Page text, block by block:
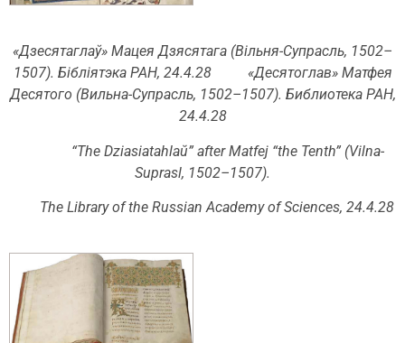
«Дзесятаглаў» Мацея Дзясятага (Вільня-Супрасль, 1502–
1507). Бібліятэка РАН, 24.4.28 «Десятоглав» Матфея
Десятого (Вильна-Супрасль, 1502–1507). Библиотека РАН,
24.4.28
“The Dziasiatahlaŭ” after Matfej “the Tenth” (Vilna-
Suprasl, 1502–1507).
The Library of the Russian Academy of Sciences, 24.4.28